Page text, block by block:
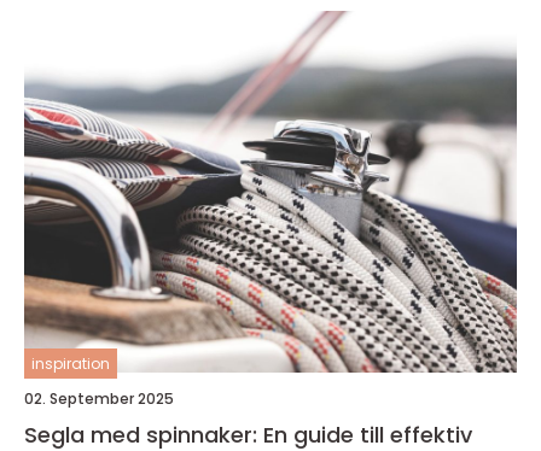
inspiration
02. September 2025
Segla med spinnaker: En guide till effektiv